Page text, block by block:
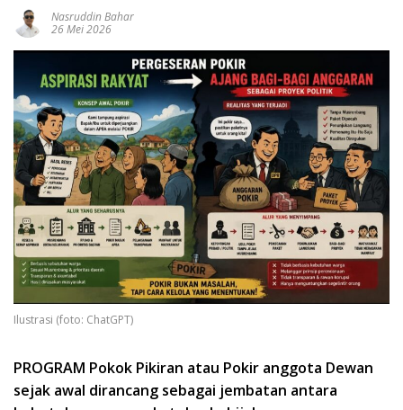
Nasruddin Bahar
26 Mei 2026
Ilustrasi (foto: ChatGPT)
PROGRAM Pokok Pikiran atau Pokir anggota Dewan
sejak awal dirancang sebagai jembatan antara